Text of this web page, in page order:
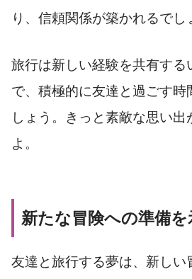
り、信頼関係が築かれるでし
旅行は新しい経験を共有する
で、積極的に友達と過ごす時
しょう。きっと素敵な思い出
よ。
新たな冒険への準備を
友達と旅行する夢は、新しい